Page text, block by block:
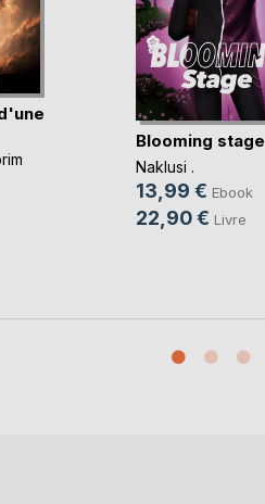
Blooming stage
Naklusi .
13,99 € Ebook
22,90 € Livre